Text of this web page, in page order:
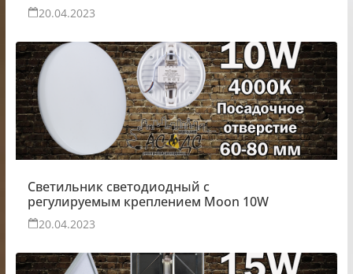
20.04.2023
Светильник светодиодный с
регулируемым креплением Moon 10W
20.04.2023